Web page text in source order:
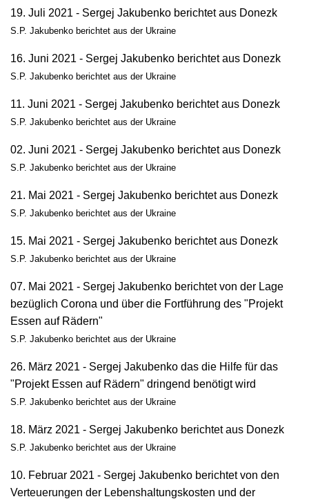
19. Juli 2021 - Sergej Jakubenko berichtet aus Donezk
S.P. Jakubenko berichtet aus der Ukraine
16. Juni 2021 - Sergej Jakubenko berichtet aus Donezk
S.P. Jakubenko berichtet aus der Ukraine
11. Juni 2021 - Sergej Jakubenko berichtet aus Donezk
S.P. Jakubenko berichtet aus der Ukraine
02. Juni 2021 - Sergej Jakubenko berichtet aus Donezk
S.P. Jakubenko berichtet aus der Ukraine
21. Mai 2021 - Sergej Jakubenko berichtet aus Donezk
S.P. Jakubenko berichtet aus der Ukraine
15. Mai 2021 - Sergej Jakubenko berichtet aus Donezk
S.P. Jakubenko berichtet aus der Ukraine
07. Mai 2021 - Sergej Jakubenko berichtet von der Lage
bezüglich Corona und über die Fortführung des "Projekt
Essen auf Rädern"
S.P. Jakubenko berichtet aus der Ukraine
26. März 2021 - Sergej Jakubenko das die Hilfe für das
"Projekt Essen auf Rädern" dringend benötigt wird
S.P. Jakubenko berichtet aus der Ukraine
18. März 2021 - Sergej Jakubenko berichtet aus Donezk
S.P. Jakubenko berichtet aus der Ukraine
10. Februar 2021 - Sergej Jakubenko berichtet von den
Verteuerungen der Lebenshaltungskosten und der